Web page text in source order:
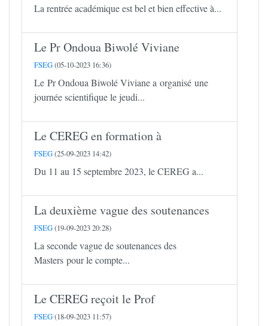
La rentrée académique est bel et bien effective à...
Le Pr Ondoua Biwolé Viviane
FSEG(05-10-2023 16:36)
Le Pr Ondoua Biwolé Viviane a organisé une
journée scientifique le jeudi...
Le CEREG en formation à
FSEG(25-09-2023 14:42)
Du 11 au 15 septembre 2023, le CEREG a...
La deuxième vague des soutenances
FSEG(19-09-2023 20:28)
La seconde vague de soutenances des
Masters pour le compte...
Le CEREG reçoit le Prof
FSEG(18-09-2023 11:57)